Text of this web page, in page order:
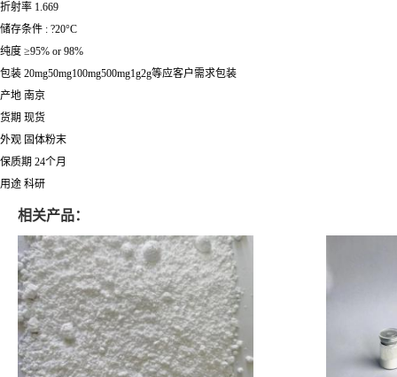
折射率 1.669
储存条件 : ?20°C
纯度 ≥95% or 98%
包装 20mg50mg100mg500mg1g2g等应客户需求包装
产地 南京
货期 现货
外观 固体粉末
保质期 24个月
用途 科研
相关产品：